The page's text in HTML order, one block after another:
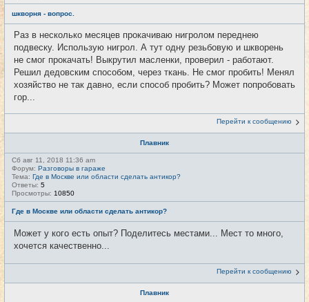
шкворня - вопрос.
Раз в несколько месяцев прокачиваю нигролом переднею
подвеску. Использую нигрол. А тут одну резьбовую и шкворень
не смог прокачать! Выкрутил масленки, проверил - работают.
Решил дедовским способом, через ткань. Не смог пробить! Менял
хозяйство не так давно, если способ пробить? Может попробовать
гор...
Перейти к сообщению
Плавник
Сб авг 11, 2018 11:36 am
Форум: Разговоры в гараже
Тема: Где в Москве или области сделать антикор?
Ответы: 5
Просмотры: 10850
Где в Москве или области сделать антикор?
Может у кого есть опыт? Поделитесь местами... Мест то много,
хочется качественно...
Перейти к сообщению
Плавник